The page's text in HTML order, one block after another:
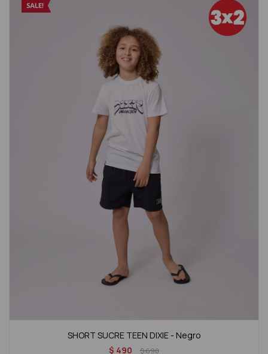
SHORT SUCRE TEEN DIXIE - Negro
$ 490 $690